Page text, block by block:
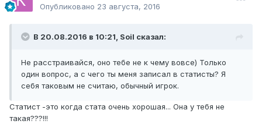
Опубликовано 23 августа, 2016
В 20.08.2016 в 10:21, Soil сказал:
Не расстраивайся, оно тебе не к чему вовсе) Только
один вопрос, а с чего ты меня записал в статисты? Я
себя таковым не считаю, обычный игрок.
Статист -это когда стата очень хорошая... Она у тебя не
такая???!!!